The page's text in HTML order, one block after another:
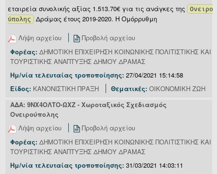
εταιρεία συνολικής αξίας 1.513.70€ για τις ανάγκες της
Ονειρο
ύπολης
Δράμας έτους 2019-2020. Η Ομόρρυθμη
Λήψη αρχείου
Προβολή αρχείου
Φορέας: ΔΗΜΟΤΙΚΗ ΕΠΙΧΕΙΡΗΣΗ ΚΟΙΝΩΝΙΚΗΣ ΠΟΛΙΤΙΣΤΙΚΗΣ ΚΑΙ
ΤΟΥΡΙΣΤΙΚΗΣ ΑΝΑΠΤΥΞΗΣ ΔΗΜΟΥ ΔΡΑΜΑΣ
Ημ/νία τελευταίας τροποποίησης: 27/04/2021 15:14:58
Είδος: ΚΑΝΟΝΙΣΤΙΚΗ ΠΡΑΞΗ Θεματικές: ΟΙΚΟΝΟΜΙΚΗ ΖΩΗ
ΑΔΑ: 9ΝΧ4ΟΛΤΟ-ΩΧΖ - Χωροταξικός Σχεδιασμός
Ονειρούπολης
Λήψη αρχείου
Προβολή αρχείου
Φορέας: ΔΗΜΟΤΙΚΗ ΕΠΙΧΕΙΡΗΣΗ ΚΟΙΝΩΝΙΚΗΣ ΠΟΛΙΤΙΣΤΙΚΗΣ ΚΑΙ
ΤΟΥΡΙΣΤΙΚΗΣ ΑΝΑΠΤΥΞΗΣ ΔΗΜΟΥ ΔΡΑΜΑΣ
Ημ/νία τελευταίας τροποποίησης: 31/03/2021 14:03:11